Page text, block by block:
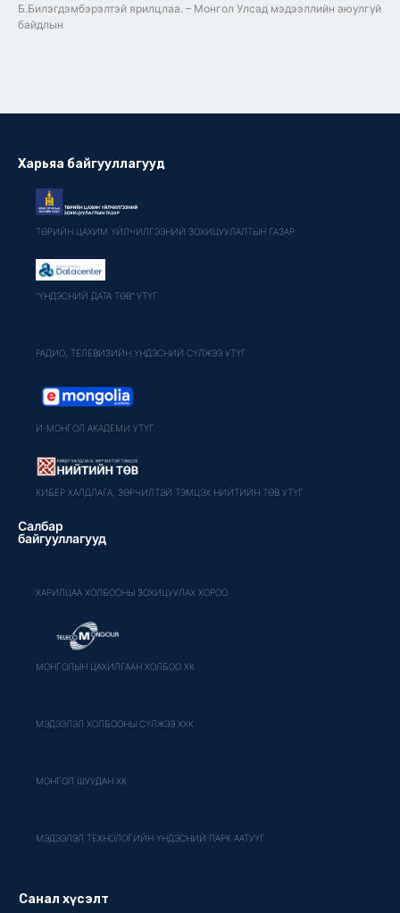
Б.Билэгдэмбэрэлтэй ярилцлаа. – Монгол Улсад мэдээллийн аюулгүй
байдлын
Харьяа байгууллагууд
ТӨРИЙН ЦАХИМ ҮЙЛЧИЛГЭЭНИЙ ЗОХИЦУУЛАЛТЫН ГАЗАР
"ҮНДЭСНИЙ ДАТА ТӨВ" УТҮГ
РАДИО, ТЕЛЕВИЗИЙН ҮНДЭСНИЙ СҮЛЖЭЭ УТҮГ
И-МОНГОЛ АКАДЕМИ УТҮГ
КИБЕР ХАЛДЛАГА, ЗӨРЧИЛТЭЙ ТЭМЦЭХ НИЙТИЙН ТӨВ УТҮГ
Салбар
байгууллагууд
ХАРИЛЦАА ХОЛБООНЫ ЗОХИЦУУЛАХ ХОРОО
МОНГОЛЫН ЦАХИЛГААН ХОЛБОО ХК
МЭДЭЭЛЭЛ ХОЛБООНЫ СҮЛЖЭЭ ХХК
МОНГОЛ ШУУДАН ХК
МЭДЭЭЛЭЛ ТЕХНОЛОГИЙН ҮНДЭСНИЙ ПАРК ААТУҮГ
Санал хүсэлт